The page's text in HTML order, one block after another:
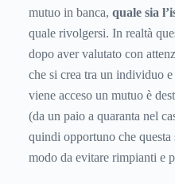
mutuo in banca, quale sia
quale rivolgersi. In realtà
dopo aver valutato con
che si crea tra un individuo
viene acceso un mutuo è
(da un paio a quaranta nel
quindi opportuno che
modo da evitare rimpianti e